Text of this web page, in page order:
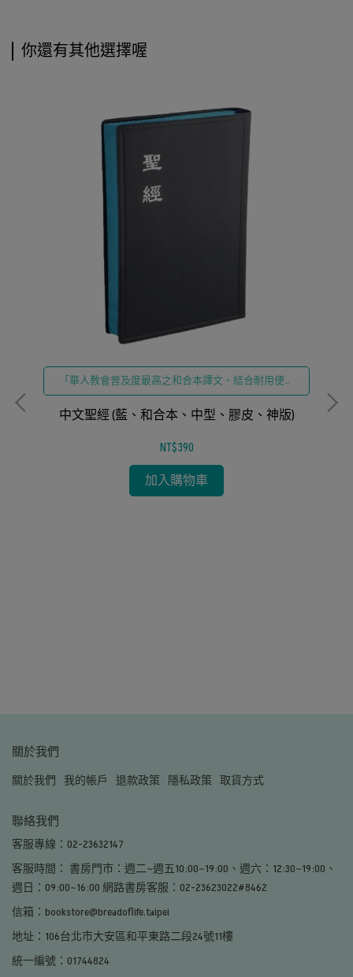
你還有其他選擇喔
「華人教會普及度最高之和合本譯文、結合耐用便攜
之膠皮設計」
中文聖經 (藍、和合本、中型、膠皮、神版)
NT$390
加入購物車
關於我們
關於我們 我的帳戶 退款政策 隱私政策 取貨方式
聯絡我們
客服專線：02-23632147
客服時間： 書房門市：週二~週五10:00~19:00、週六：12:30~19:00、
週日：09:00~16:00 網路書房客服：02-23623022#8462
信箱：bookstore@breadoflife.taipei
地址：106台北市大安區和平東路二段24號11樓
統一編號：01744824